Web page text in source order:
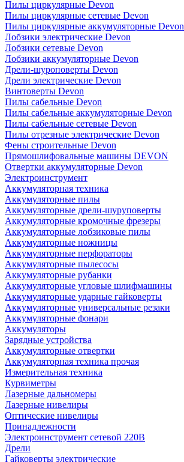
Пилы циркулярные Devon
Пилы циркулярные сетевые Devon
Пилы циркулярные аккумуляторные Devon
Лобзики электрические Devon
Лобзики сетевые Devon
Лобзики аккумуляторные Devon
Дрели-шуроповерты Devon
Дрели электрические Devon
Винтоверты Devon
Пилы сабельные Devon
Пилы сабельные аккумуляторные Devon
Пилы сабельные сетевые Devon
Пилы отрезные электрические Devon
Фены строительные Devon
Прямошлифовальные машины DEVON
Отвертки аккумуляторные Devon
Электроинструмент
Аккумуляторная техника
Аккумуляторные пилы
Аккумуляторные дрели-шуруповерты
Аккумуляторные кромочные фрезеры
Аккумуляторные лобзиковые пилы
Аккумуляторные ножницы
Аккумуляторные перфораторы
Аккумуляторные пылесосы
Аккумуляторные рубанки
Аккумуляторные угловые шлифмашины
Аккумуляторные ударные гайковерты
Аккумуляторные универсальные резаки
Аккумуляторные фонари
Аккумуляторы
Зарядные устройства
Аккумуляторные отвертки
Аккумуляторная техника прочая
Измерительная техника
Курвиметры
Лазерные дальномеры
Лазерные нивелиры
Оптические нивелиры
Принадлежности
Электроинструмент сетевой 220В
Дрели
Гайковерты электрические